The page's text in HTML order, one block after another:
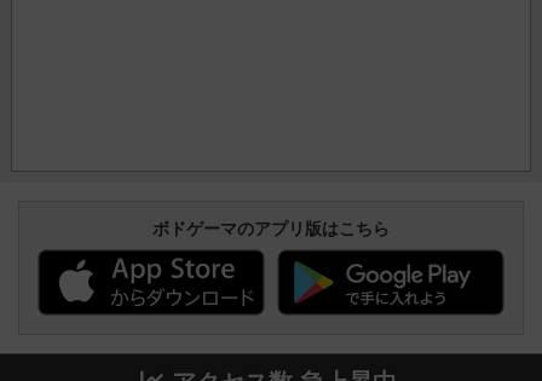
ボドゲーマのアプリ版はこちら